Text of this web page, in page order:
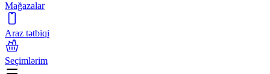
Mağazalar
Araz tətbiqi
Seçimlərim